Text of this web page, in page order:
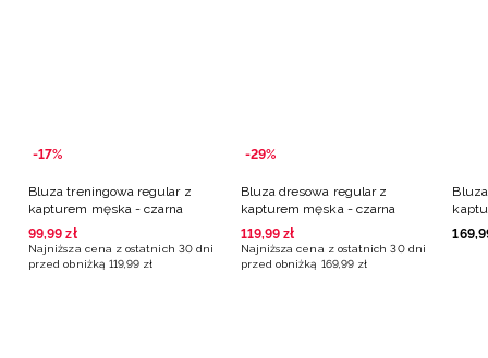
-17%
Bluza treningowa regular z
kapturem męska - czarna
99,99 zł
Najniższa cena z ostatnich 30 dni
przed obniżką 119,99 zł
-29%
Bluza dresowa regular z
kapturem męska - czarna
119,99 zł
Najniższa cena z ostatnich 30 dni
przed obniżką 169,99 zł
169,